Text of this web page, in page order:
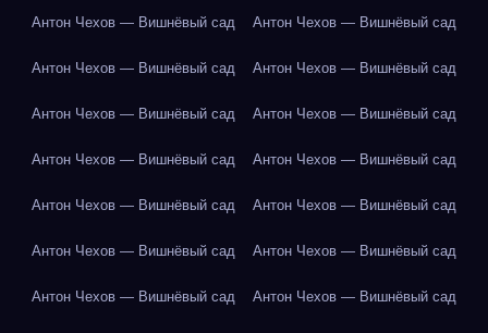
Антон Чехов — Вишнёвый сад Антон Чехов — Вишнёвый сад
Антон Чехов — Вишнёвый сад Антон Чехов — Вишнёвый сад
Антон Чехов — Вишнёвый сад Антон Чехов — Вишнёвый сад
Антон Чехов — Вишнёвый сад Антон Чехов — Вишнёвый сад
Антон Чехов — Вишнёвый сад Антон Чехов — Вишнёвый сад
Антон Чехов — Вишнёвый сад Антон Чехов — Вишнёвый сад
Антон Чехов — Вишнёвый сад Антон Чехов — Вишнёвый сад